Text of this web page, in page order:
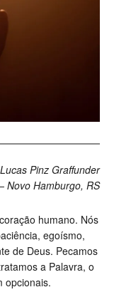
Pinz Graffunder
Novo Hamburgo, RS
humano. Nós
egoísmo,
de Deus. Pecamos
a Palavra, o
opcionais.